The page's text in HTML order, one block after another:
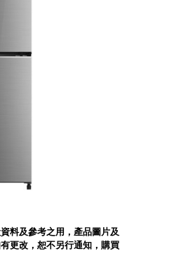
料及參考之用，產品圖片及
更改，恕不另行通知，購買